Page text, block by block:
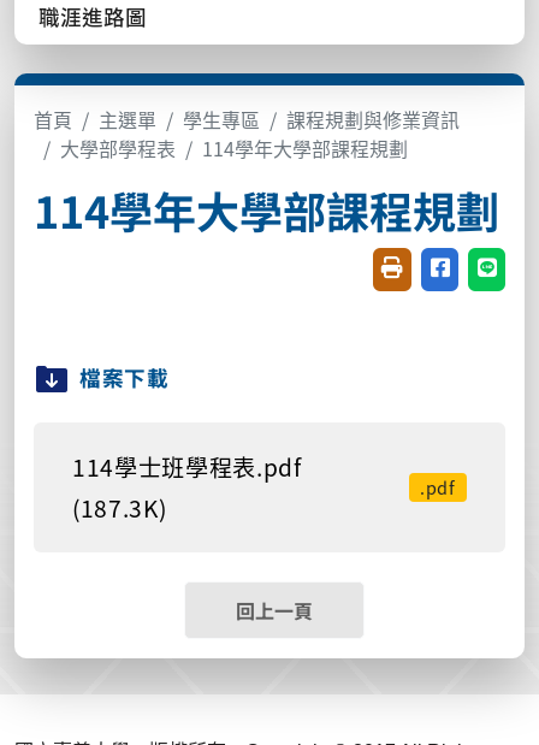
職涯進路圖
首頁 主選單 學生專區
課程規劃與修業資訊
大學部學程表
114學年大學部課程規劃
114學年大學部課程規劃
友善列印(開新視
分享至臉書
分享
檔案下載
114學士班學程表.pdf
(187.3K)
.pdf
回上一頁